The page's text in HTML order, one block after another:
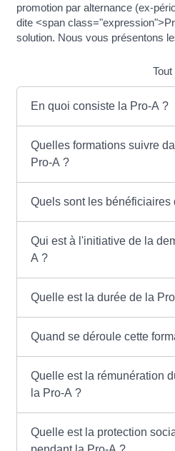
promotion par alternance (ex-
dite <span
solution. Nous vous présentons
En quoi consiste la Pro-A ?
Quelles formations suivre
Pro-A ?
Quels sont les bénéficiaires
Qui est à l'initiative de la
A ?
Quelle est la durée de la
Quand se déroule cette
Quelle est la rémunération
la Pro-A ?
Quelle est la protection